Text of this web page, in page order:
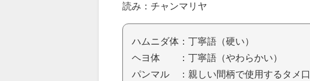
読み：チャンマリヤ
ハムニダ体：丁寧語（硬い）
ヘヨ体 ：丁寧語（やわらかい）
パンマル ：親しい間柄で使用するタメ口